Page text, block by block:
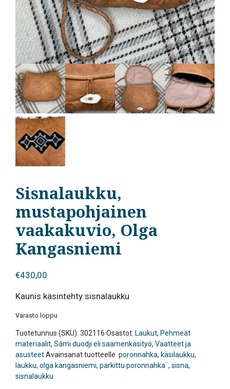
Sisnalaukku,
mustapohjainen
vaakakuvio, Olga
Kangasniemi
€430,00
Kaunis käsintehty sisnalaukku
Varasto loppu
Tuotetunnus (SKU): 302116 Osastot: Laukut, Pehmeät
materiaalit, Sámi duodji eli saamenkäsityö, Vaatteet ja
asusteetAvainsanat tuotteelle poronnahka, käsilaukku,
laukku, olga kangasniemi, parkittu poronnahka¨, sisna,
sisnalaukku